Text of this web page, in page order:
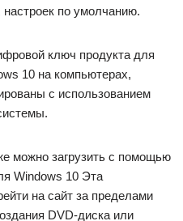
по умолчанию.
ключ продукта для
10 на компьютерах,
с использованием
можно загрузить с помощью
Windows 10 Эта
на сайт за пределами
DVD-диска или